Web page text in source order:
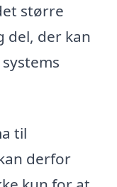
større
del, der kan
til
derfor